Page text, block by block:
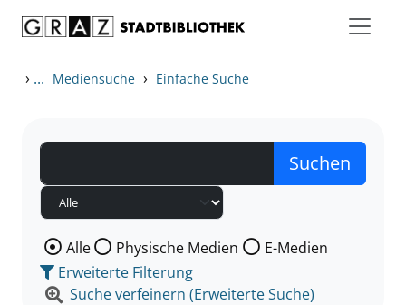
› ... Mediensuche › Einfache Suche
Wählen Sie die Medienart nach der Sie suchen wollen.
Alle Physische Medien
E-Medien
Erweiterte Filterung
Suche verfeinern (Erweiterte Suche)